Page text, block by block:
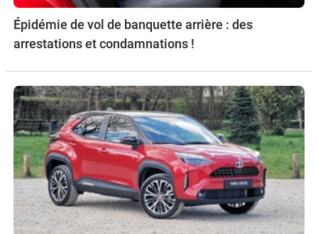
Épidémie de vol de banquette arrière : des
arrestations et condamnations !